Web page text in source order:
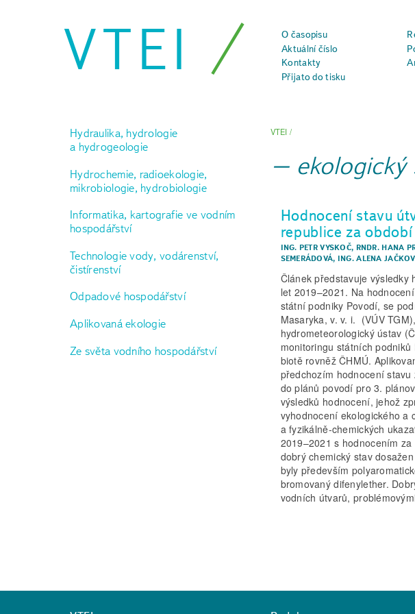
VTEI O časopisu
Aktuální číslo
Kontakty
Přijato do tisku
Hydraulika, hydrologie
a hydrogeologie
Hydrochemie, radioekologie,
mikrobiologie, hydrobiologie
Informatika, kartografie ve vodním
hospodářství
Technologie vody, vodárenství,
čistírenství
Odpadové hospodářství
Aplikovaná ekologie
Ze světa vodního hospodářství
VTEI /
Hodnocení stavu
republice za období
ING. PETR VYSKOČ, RNDR. HANA
SEMERÁDOVÁ, ING. ALENA
Článek představuje
let 2019–2021. Na
státní podniky Povodí, se
Masaryka, v. v. i. (VÚV
hydrometeorologický ústav
monitoringu státních
biotě rovněž ČHMÚ.
předchozím hodnocení
do plánů povodí pro 3.
výsledků hodnocení, jehož
vyhodnocení ekologického a
a fyzikálně-chemických
2019–2021 s hodnocením
dobrý chemický stav
byly především
bromovaný difenylether.
vodních útvarů,